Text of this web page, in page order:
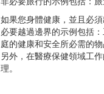
如果您身體健康，並且必
必要越過邊界的示例包括
庭的健康和安全所必需的物
另外，在醫療保健領域工
理。